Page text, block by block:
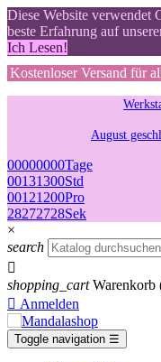
Diese Website verwendet
beste Erfahrung auf
Ich Lesen!
Kostenloser Versand für
August
00000000Tage
00131300Std
00121200Pro
27262627Sek
×
search

shopping_cart Warenkorb
 Anmelden
Toggle navigation ☰